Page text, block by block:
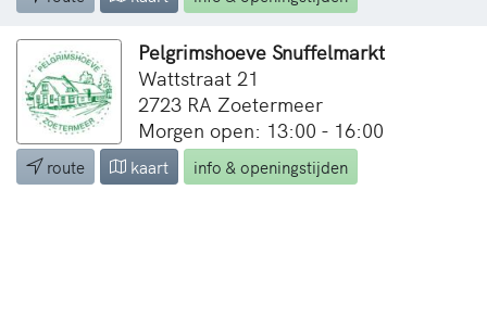
Pelgrimshoeve Snuffelmarkt
Wattstraat 21
2723 RA Zoetermeer
Morgen open: 13:00 - 16:00
route kaart info & openingstijden